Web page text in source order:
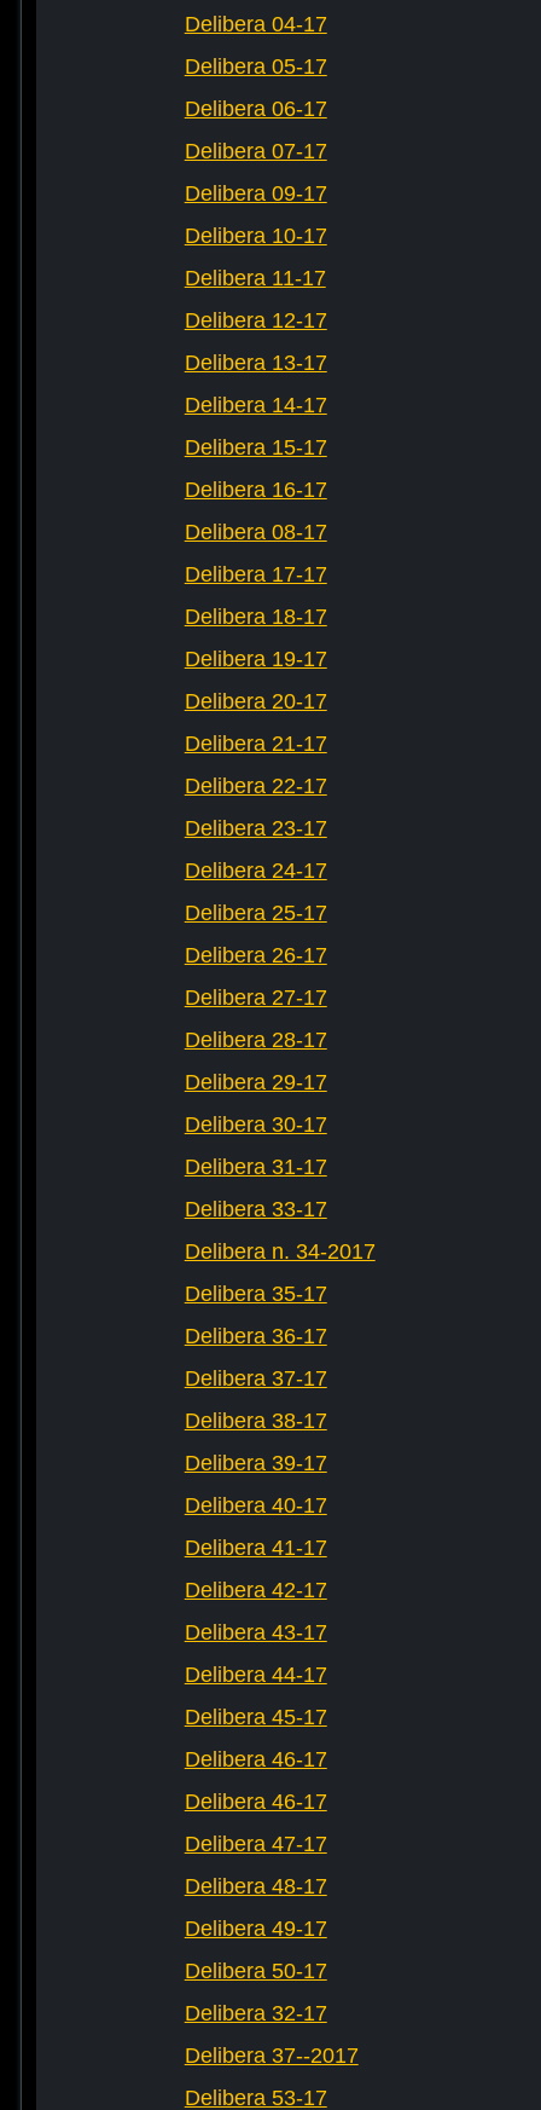
Delibera 04-17
Delibera 05-17
Delibera 06-17
Delibera 07-17
Delibera 09-17
Delibera 10-17
Delibera 11-17
Delibera 12-17
Delibera 13-17
Delibera 14-17
Delibera 15-17
Delibera 16-17
Delibera 08-17
Delibera 17-17
Delibera 18-17
Delibera 19-17
Delibera 20-17
Delibera 21-17
Delibera 22-17
Delibera 23-17
Delibera 24-17
Delibera 25-17
Delibera 26-17
Delibera 27-17
Delibera 28-17
Delibera 29-17
Delibera 30-17
Delibera 31-17
Delibera 33-17
Delibera n. 34-2017
Delibera 35-17
Delibera 36-17
Delibera 37-17
Delibera 38-17
Delibera 39-17
Delibera 40-17
Delibera 41-17
Delibera 42-17
Delibera 43-17
Delibera 44-17
Delibera 45-17
Delibera 46-17
Delibera 46-17
Delibera 47-17
Delibera 48-17
Delibera 49-17
Delibera 50-17
Delibera 32-17
Delibera 37--2017
Delibera 53-17